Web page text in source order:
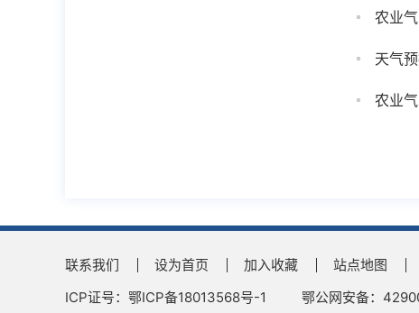
农业
天气
农业
联系我们 设为首页 加入收藏 站点地图
ICP证号：鄂ICP备18013568号-1
鄂公网安备：